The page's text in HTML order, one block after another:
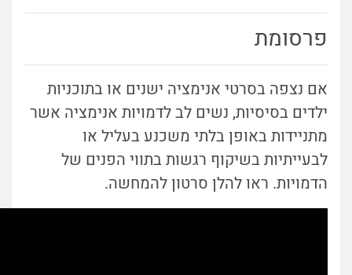
פרסומת
אם נצפה בסרטי אנימציה ישנים או בתוכניות
ילדים בסיסיות, נשים לב לדמויות אנימציה אשר
מתניידות באופן בלתי משכנע בעליל או
לבעייתיות בשיקוף רגשות בתווי הפנים של
הדמויות. ראו להלן סרטון להמחשה.